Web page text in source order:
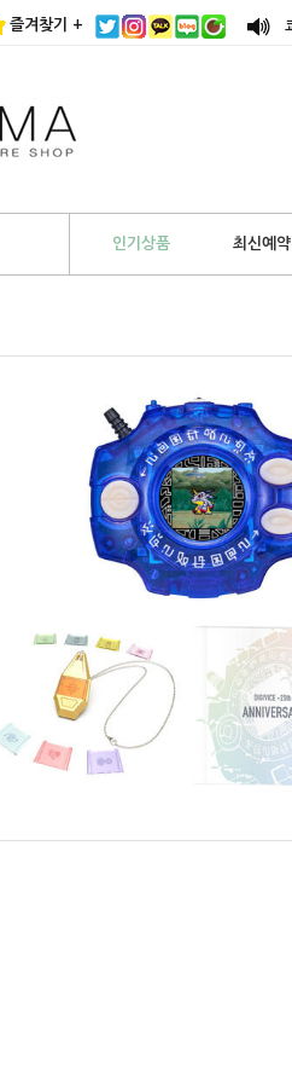
즐겨찾기 +
인기상품 최신예약